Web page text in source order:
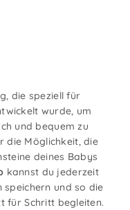
die speziell für
wurde, um
und bequem zu
die Möglichkeit, die
deines Babys
kannst du jederzeit
speichern und so die
für Schritt begleiten.